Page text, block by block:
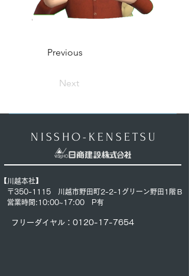
Previous
Next
NISSHO-KENSETSU
【川越本社】
〒350-1115 川越市野田町2-2-1グリーン野田1階Ｂ
営業時間:10:00~17:00 P有
フリーダイヤル：0120-17-7654​